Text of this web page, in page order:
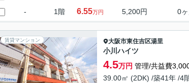
- 1階 6.55万円 5,200円 0ヶ
賃貸マンション 大阪市東住吉区湯里
小川ハイツ
4.5万円 管理/共益費
39.00㎡ (2DK) /築41年 /4